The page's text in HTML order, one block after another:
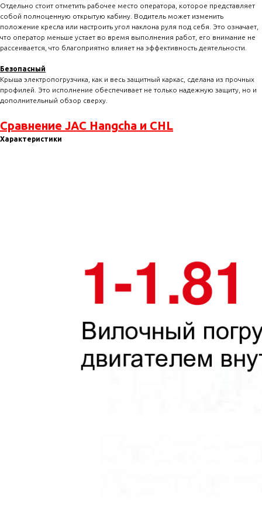
Отдельно стоит отметить рабочее место оператора, которое представляет
собой полноценную открытую кабину. Водитель может изменить
положение кресла или настроить угол наклона руля под себя. Это означает,
что оператор меньше устает во время выполнения работ, его внимание не
рассеивается, что благоприятно влияет на эффективность деятельности.
Безопасный
Крыша электропогрузчика, как и весь защитный каркас, сделана из прочных
профилей. Это исполнение обеспечивает не только надежную защиту, но и
дополнительный обзор сверху.
Сравнение JAC Hangcha и CHL
Характеристики